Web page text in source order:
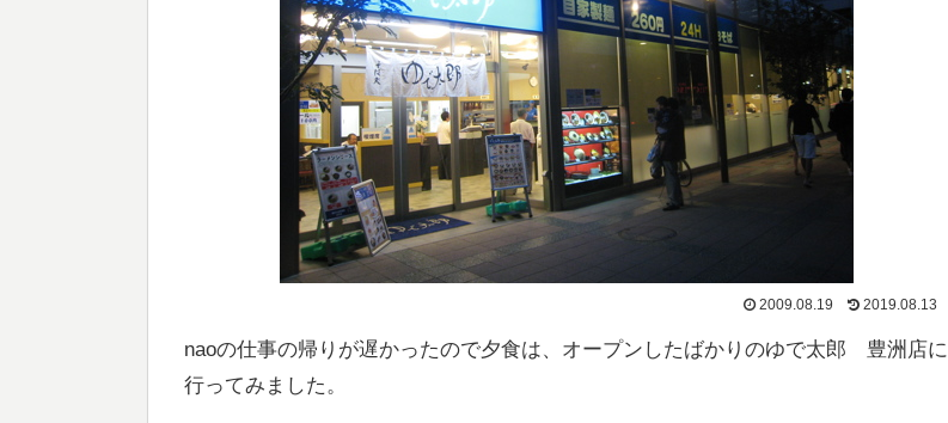
2009.08.19 2019.08.13
naoの仕事の帰りが遅かったので夕食は、オープンしたばかりのゆで太郎 豊洲店に
行ってみました。